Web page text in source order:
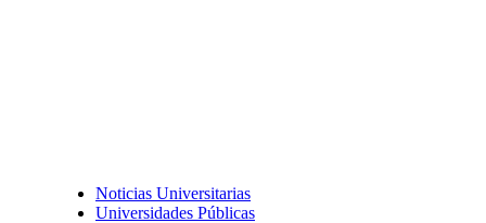
Noticias Universitarias
Universidades Públicas